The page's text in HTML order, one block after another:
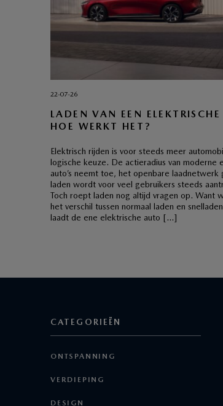
22-07-26
LADEN VAN EEN
HOE WERKT HET?
Elektrisch rijden is voor steeds meer
logische keuze. De actieradius van moderne
auto’s neemt toe, het openbare laadnetwerk
laden wordt voor veel gebruikers steeds
Toch roept laden nog altijd vragen op. Want
het verschil tussen normaal laden en
laadt de ene elektrische auto […]
CATEGORIEËN
ONTSPANNING
VERDIEPING
DESIGN